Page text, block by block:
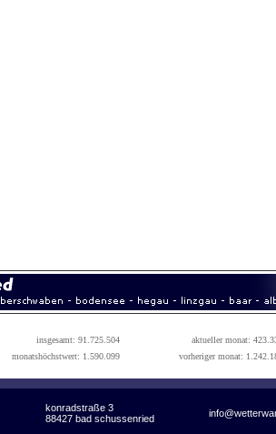
insgesamt: 91.725.504
aktueller monat:
monatshöchstwert: 1.590.099
vorheriger monat:
konradstraße 3
88427 bad schussenried